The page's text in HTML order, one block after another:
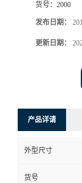
货号： 2000
发布日期：
更新日期：
产品详请
外型尺寸
货号